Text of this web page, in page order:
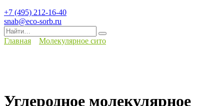
+7 (495) 212-16-40
snab@eco-sorb.ru
Search
for:
Главная Молекулярное сито
Углеродное молекулярное